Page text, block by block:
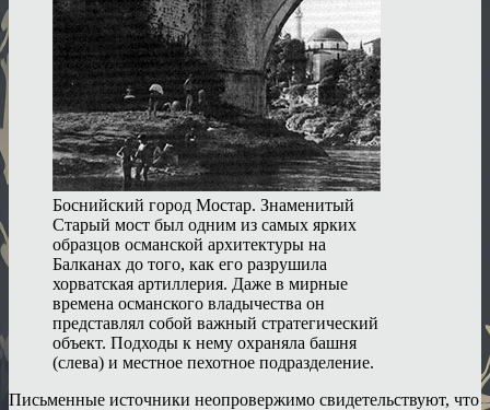
Боснийский город Мостар. Знаменитый
Старый мост был одним из самых ярких
образцов османской архитектуры на
Балканах до того, как его разрушила
хорватская артиллерия. Даже в мирные
времена османского владычества он
представлял собой важный стратегический
объект. Подходы к нему охраняла башня
(слева) и местное пехотное подразделение.
Письменные источники неопровержимо свидетельствуют, что